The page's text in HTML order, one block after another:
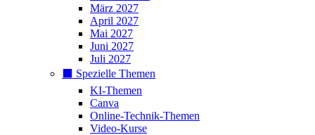
März 2027
April 2027
Mai 2027
Juni 2027
Juli 2027
⬛️ Spezielle Themen
KI-Themen
Canva
Online-Technik-Themen
Video-Kurse